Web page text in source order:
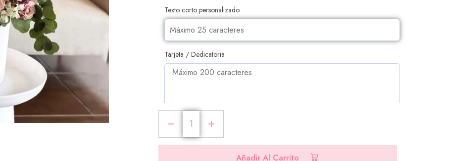
Texto corto personalizado
Tarjeta / Dedicatoria
PRODUCTOS ADICIONALESAñadir Al Carrito